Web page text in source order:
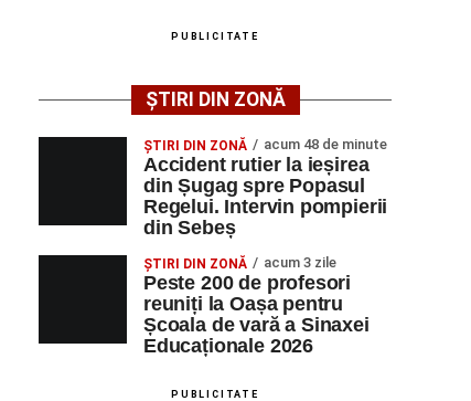
PUBLICITATE
ȘTIRI DIN ZONĂ
ȘTIRI DIN ZONĂ acum 48 de minute
Accident rutier la ieșirea
din Șugag spre Popasul
Regelui. Intervin pompierii
din Sebeș
ȘTIRI DIN ZONĂ acum 3 zile
Peste 200 de profesori
reuniți la Oașa pentru
Școala de vară a Sinaxei
Educaționale 2026
PUBLICITATE